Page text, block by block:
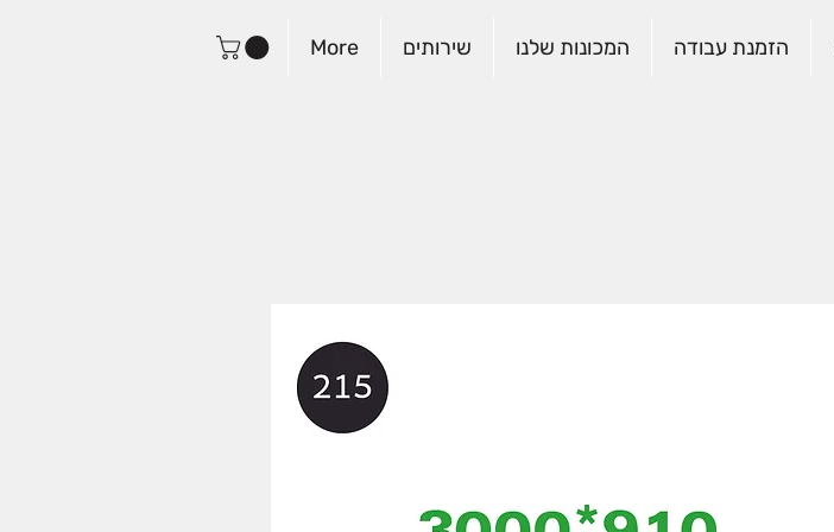
הזמנת עבודה המכונות שלנו שירותים More